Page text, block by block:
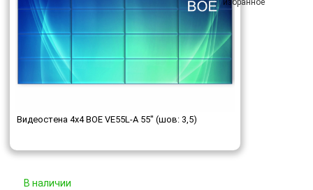
Видеостена 4x4 BOE VE55L-A 55" (шов: 3,5)
В наличии